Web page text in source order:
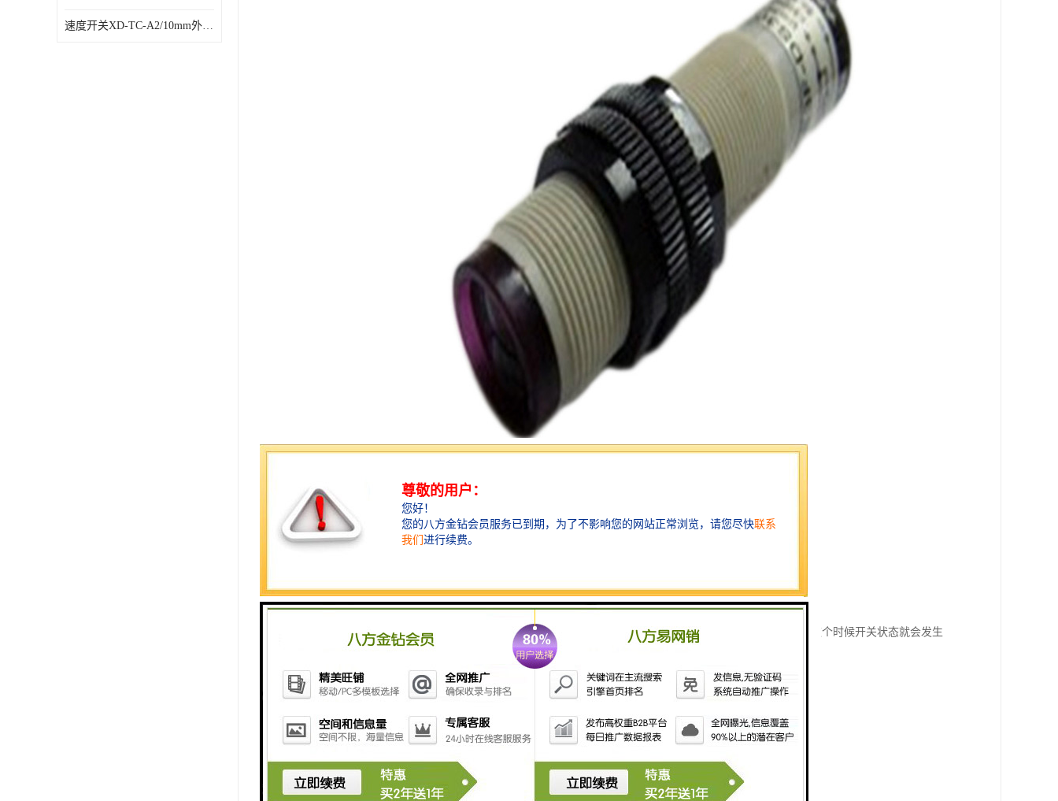
速度开关XD-TC-A2/10mm外形图
漫射式光电开关
漫射时光电开关，它的发射器和是结合在一起的，当有足够的光束返回时，他就认为前方有不透明的物体，这个时候开关状态就会发生
所以它的有效探测距离就比较短，一般为3米左右。